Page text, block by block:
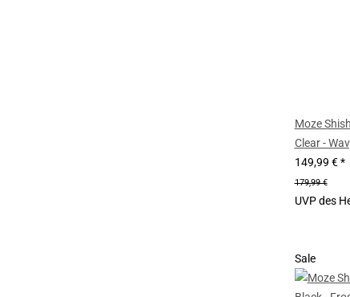
Moze
Clear -
149,99 €*
179,99 €
UVP des
Sale